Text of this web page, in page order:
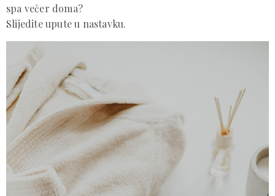
spa večer doma?
Slijedite upute u nastavku.